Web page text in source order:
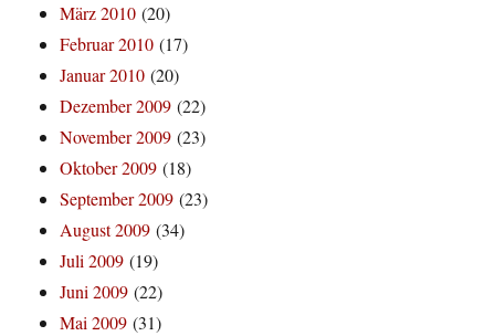
März 2010 (20)
Februar 2010 (17)
Januar 2010 (20)
Dezember 2009 (22)
November 2009 (23)
Oktober 2009 (18)
September 2009 (23)
August 2009 (34)
Juli 2009 (19)
Juni 2009 (22)
Mai 2009 (31)